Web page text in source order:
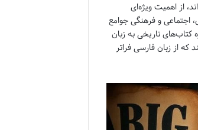
از اهمیت ویژه‌ای
اجتماعی و فرهنگی جوامع
کتاب‌های تاریخی به زبان
از زبان فارسی فراتر